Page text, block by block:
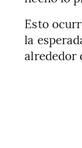
Esto
la
alrededor